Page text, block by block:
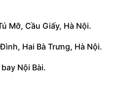
Mỡ, Cầu Giấy, Hà Nội.
Hai Bà Trưng, Hà Nội.
Nội Bài.